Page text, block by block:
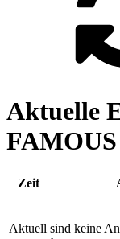
Aktuelle
Zeit
Aktuell sind keine